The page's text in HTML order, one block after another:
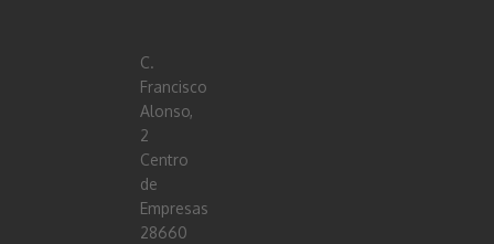
C.
Francisco
Alonso,
2
Centro
de
Empresas
28660